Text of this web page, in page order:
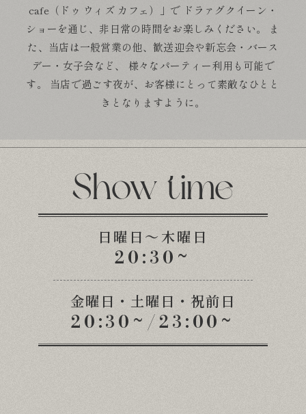
cafe（ドゥ ウィズ カフェ）」で ドラァグクイーン・
ショーを通じ、非日常の時間をお楽しみください。
ま
た、当店は一般営業の他、歓送迎会や新忘会・バース
デー・女子会など、
様々なパーティー利用も可能で
す。
当店で過ごす夜が、お客様にとって素敵なひとと
きとなりますように。
Show time
日曜日～木曜日
20:30~
金曜日・土曜日・祝前日
20:30~/23:00~